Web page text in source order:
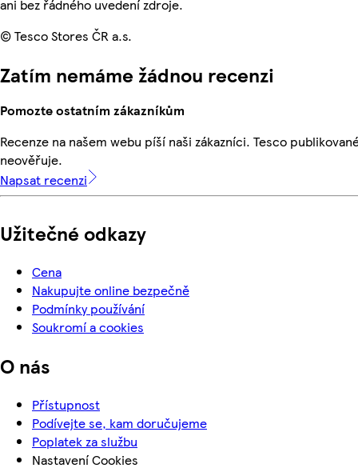
ani bez řádného uvedení zdroje.
© Tesco Stores ČR a.s.
Zatím nemáme žádnou recenzi
Pomozte ostatním zákazníkům
Recenze na našem webu píší naši zákazníci. Tesco
neověřuje.
Napsat recenzi
Užitečné odkazy
Cena
Nakupujte online bezpečně
Podmínky používání
Soukromí a cookies
O nás
Přístupnost
Podívejte se, kam doručujeme
Poplatek za službu
Nastavení Cookies